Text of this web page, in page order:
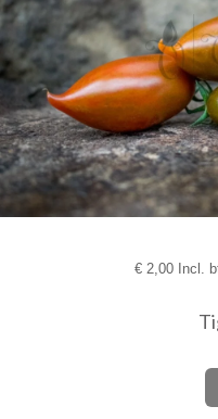
€2,00 Incl.